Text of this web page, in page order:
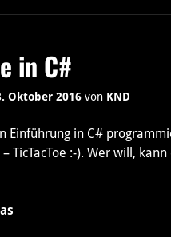
in C#
Oktober 2016 von KND
Einführung in C#
TicTacToe :-). Wer will,